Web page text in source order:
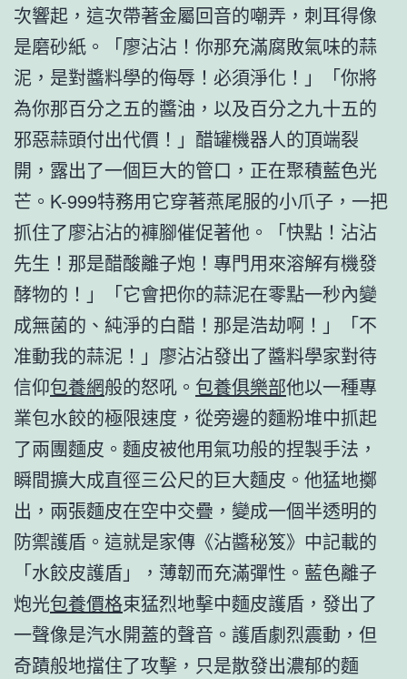
次響起，這次帶著金屬回音的嘲弄，刺耳得像
是磨砂紙。「廖沾沾！你那充滿腐敗氣味的蒜
泥，是對醬料學的侮辱！必須淨化！」「你將
為你那百分之五的醬油，以及百分之九十五的
邪惡蒜頭付出代價！」醋罐機器人的頂端裂
開，露出了一個巨大的管口，正在聚積藍色光
芒。K-999特務用它穿著燕尾服的小爪子，一把
抓住了廖沾沾的褲腳催促著他。「快點！沾沾
先生！那是醋酸離子炮！專門用來溶解有機發
酵物的！」「它會把你的蒜泥在零點一秒內變
成無菌的、純淨的白醋！那是浩劫啊！」「不
准動我的蒜泥！」廖沾沾發出了醬料學家對待
信仰包養網般的怒吼。 包養俱樂部他以一種專
業包水餃的極限速度，從旁邊的麵粉堆中抓起
了兩團麵皮。麵皮被他用氣功般的捏製手法，
瞬間擴大成直徑三公尺的巨大麵皮。他猛地擲
出，兩張麵皮在空中交疊，變成一個半透明的
防禦護盾。這就是家傳《沾醬秘笈》中記載的
「水餃皮護盾」，薄韌而充滿彈性。藍色離子
炮光包養價格束猛烈地擊中麵皮護盾，發出了
一聲像是汽水開蓋的聲音。護盾劇烈震動，但
奇蹟般地擋住了攻擊，只是散發出濃郁的麵